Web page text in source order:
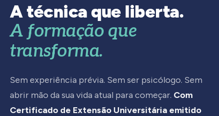
A técnica que liberta.
A formação que
transforma.
Sem experiência prévia. Sem ser psicólogo. Sem
abrir mão da sua vida atual para começar. Com
Certificado de Extensão Universitária emitido